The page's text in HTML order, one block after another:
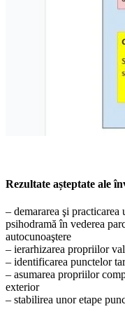
Rezultate așteptate ale
– demararea şi
psihodramă în vederea
autocunoaştere
– ierarhizarea propriilor
– identificarea punctelor
– asumarea propriilor
exterior
– stabilirea unor etape